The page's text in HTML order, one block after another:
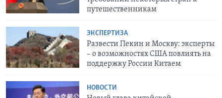
путешественникам
ЭКСПЕРТИЗА
Развести Пекин и Москву: эксперты
– о возможностях США повлиять на
поддержку России Китаем
НОВОСТИ